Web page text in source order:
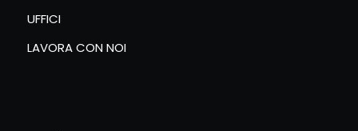
UFFICI
LAVORA CON NOI